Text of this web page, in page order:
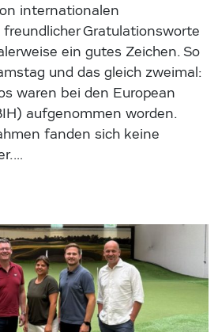
internationalen
Gratulationsworte
ein gutes Zeichen. So
und das gleich zweimal:
waren bei den European
aufgenommen worden.
fanden sich keine